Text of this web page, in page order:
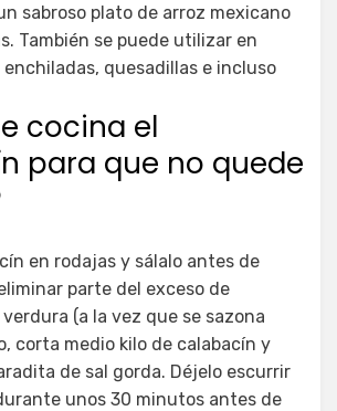
sabroso plato de arroz mexicano
También se puede utilizar en
quesadillas e incluso
cocina el
para que no quede
en rodajas y sálalo antes de
parte del exceso de
(a la vez que se sazona
corta medio kilo de calabacín y
de sal gorda. Déjelo escurrir
unos 30 minutos antes de